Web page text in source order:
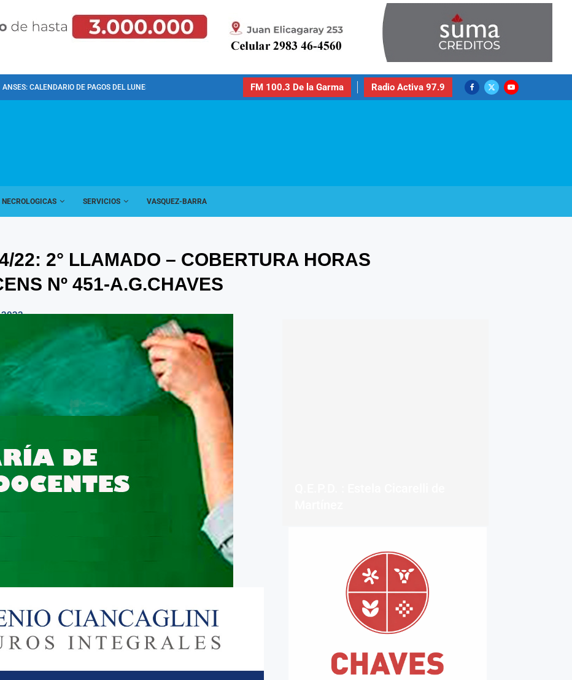
ANSES: CALENDARIO DE PAGOS DEL LUNES 10 DE... FM 100.3 De la Garma Radio Activa 97.9
NECROLOGICAS SERVICIOS VASQUEZ-BARRA
22: 2° LLAMADO – COBERTURA HORAS
Nº 451-A.G.CHAVES
2022